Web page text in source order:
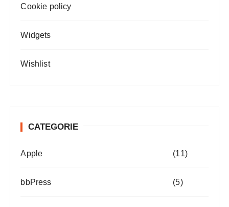
Cookie policy
Widgets
Wishlist
CATEGORIE
Apple (11)
bbPress (5)